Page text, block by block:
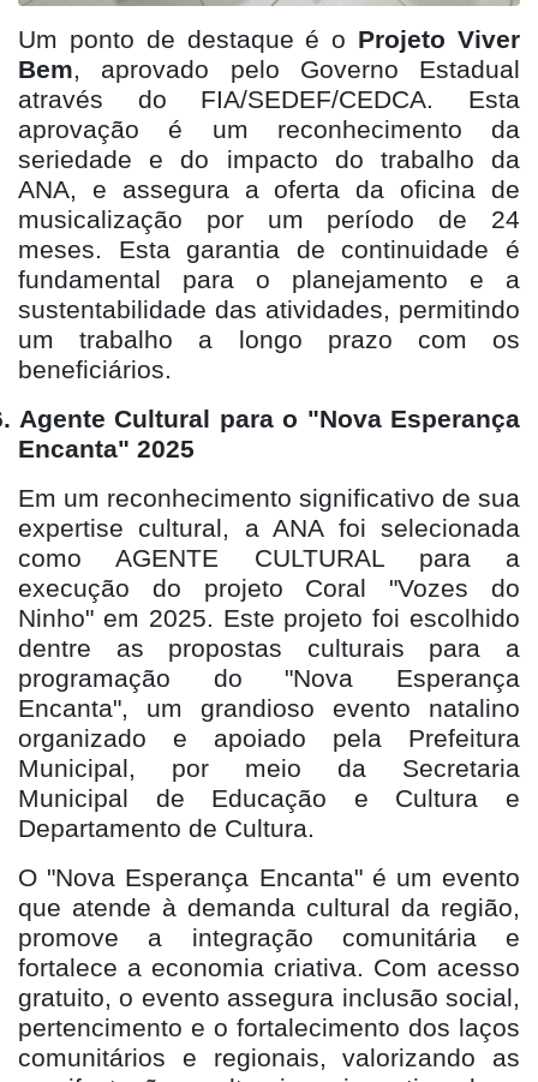
Um ponto de destaque é o Projeto Viver
Bem, aprovado pelo Governo Estadual
através do FIA/SEDEF/CEDCA. Esta
aprovação é um reconhecimento da
seriedade e do impacto do trabalho da
ANA, e assegura a oferta da oficina de
musicalização por um período de 24
meses. Esta garantia de continuidade é
fundamental para o planejamento e a
sustentabilidade das atividades, permitindo
um trabalho a longo prazo com os
beneficiários.
Agente Cultural para o "Nova Esperança
Encanta" 2025
Em um reconhecimento significativo de sua
expertise cultural, a ANA foi selecionada
como AGENTE CULTURAL para a
execução do projeto Coral "Vozes do
Ninho" em 2025. Este projeto foi escolhido
dentre as propostas culturais para a
programação do "Nova Esperança
Encanta", um grandioso evento natalino
organizado e apoiado pela Prefeitura
Municipal, por meio da Secretaria
Municipal de Educação e Cultura e
Departamento de Cultura.
O "Nova Esperança Encanta" é um evento
que atende à demanda cultural da região,
promove a integração comunitária e
fortalece a economia criativa. Com acesso
gratuito, o evento assegura inclusão social,
pertencimento e o fortalecimento dos laços
comunitários e regionais, valorizando as